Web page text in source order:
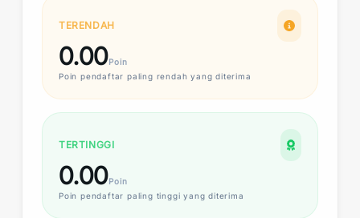
TERENDAH
0.00Poin
Poin pendaftar paling rendah yang diterima
TERTINGGI
0.00Poin
Poin pendaftar paling tinggi yang diterima